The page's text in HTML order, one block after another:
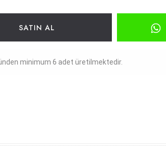
SATIN AL
minimum 6 adet üretilmektedir.